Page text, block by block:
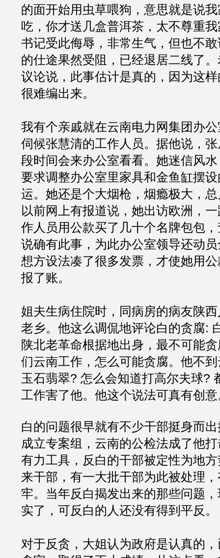
的面开始用虫草喂狗，意思就是说
吃，你才送几盒普洱茶，太不尊重
书记受此侮辱，非常生气，但也不
的仕途果然受阻，已经退居二线了
议论说，此事估计是真的，因为这
很难编出来。
我有个亲戚就在云南电力网集团办
伺候张慧清的工作人员。据他说，
段时间会来办公室看看。她迷信风
要求调整办公室里家具和金鱼缸摆
运。她还是个大烟枪，烟瘾极大，
以前网上有报道说，她出访欧洲，
作人员用公款买了几十个名牌包包
说确有此事，为此办公室领导还动
想方设法凑了很多发票，才使她用
报了账。
姐夫生病住院时，同病房的病友陕
老乡。他这么调侃地评论白的贪腐:
陕北老革命根据地出身，最不可能
们云南工作，怎么可能贪腐。他不
玉石翡翠? 怎么会知道打高尔夫球?
工作害了他。他这个说法可真有创
白的问题很早就有不少干部挺身而
成立专案组，云南的公检法成了他
有力工具，反白的干部被定性为地
来干部，有一大批干部为此被处理
牢。当年反白揭发出来的那些问题
实了，可反白的人还没有得到平反。
对于反贪，大姐认为政府是认真的